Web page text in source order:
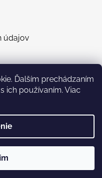
Ďalším prechádzaním
ich používaním. Viac
údajov
práva vyhradené.
🎁 Darčekový poradca